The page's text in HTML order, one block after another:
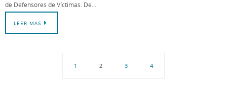
de Defensores de Víctimas. De…
LEER MAS
1 2 3 4